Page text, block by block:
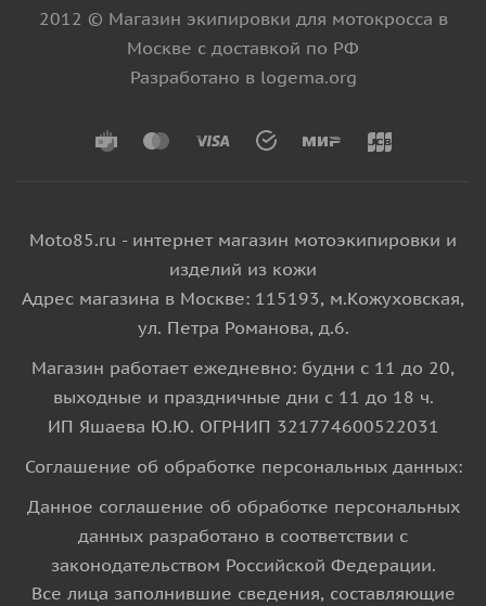
2012 © Магазин экипировки для мотокросса в
Москве с доставкой по РФ
Разработано в logema.org
Moto85.ru - интернет магазин мотоэкипировки и
изделий из кожи
Адрес магазина в Москве: 115193, м.Кожуховская,
ул. Петра Романова, д.6.
Магазин работает ежедневно: будни с 11 до 20,
выходные и праздничные дни с 11 до 18 ч.
ИП Яшаева Ю.Ю. ОГРНИП 321774600522031
Соглашение об обработке персональных данных:
Данное соглашение об обработке персональных
данных разработано в соответствии с
законодательством Российской Федерации.
Все лица заполнившие сведения, составляющие